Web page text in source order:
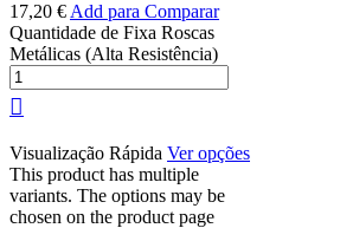
17,20 € Add para Comparar
Quantidade de Fixa Roscas
Metálicas (Alta Resistência)
Visualização Rápida Ver opções
This product has multiple
variants. The options may be
chosen on the product page